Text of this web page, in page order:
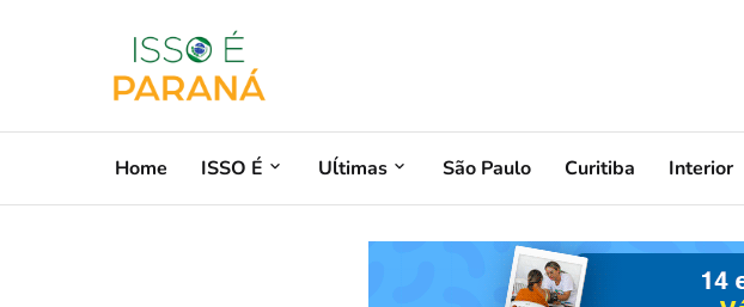
Home ISSO É Uĺtimas São Paulo Curitiba Interior